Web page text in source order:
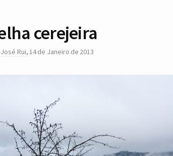
cerejeira
José Rui,14 de Janeiro de 2013